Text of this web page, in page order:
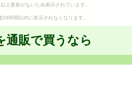
上更新がないため表示されています。
24時間以内に表示されなくなります。
通販で買うなら